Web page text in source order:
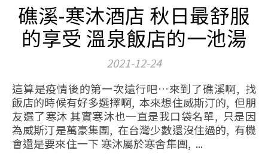
礁溪-寒沐酒店 秋日最舒服
的享受 溫泉飯店的一池湯
2021-12-24
這算是疫情後的第一次遠行吧…來到了礁溪啊, 找
飯店的時候有好多選擇啊, 本來想住威斯汀的, 但朋
友選了寒沐 其實寒沐也一直是我口袋名單, 只是因
為威斯汀是萬豪集團, 在台灣少數還沒住過的, 有機
會還是要來住一下 寒沐屬於寒舍集團, ...